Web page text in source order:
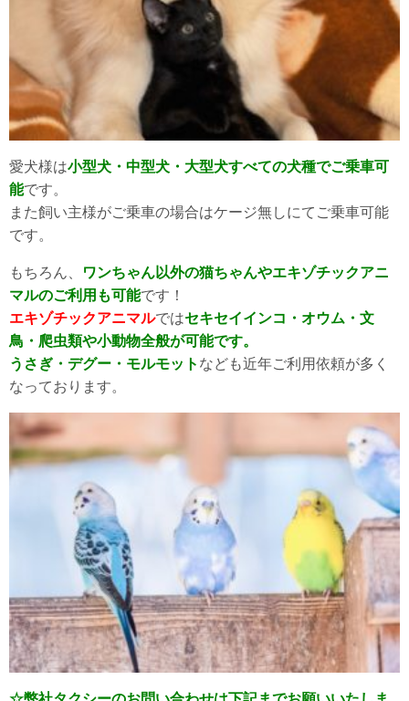
愛犬様は小型犬・中型犬・大型犬すべての犬種でご乗車可
能です。
また飼い主様がご乗車の場合はケージ無しにてご乗車可能
です。
もちろん、
ワンちゃん以外の猫ちゃんやエキゾチックアニ
マルのご利用も可能です！
エキゾチックアニマルではセキセイインコ・オウム・文
鳥・爬虫類や小動物全般が可能です。
うさぎ・デグー・モルモット なども近年ご利用依頼が多く
なっております。